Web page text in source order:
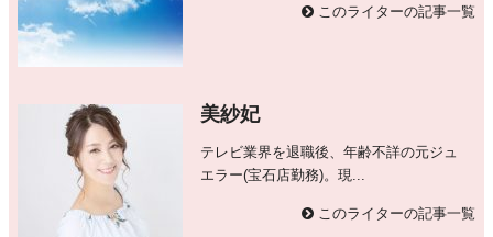
このライターの記事一覧
美紗妃
テレビ業界を退職後、年齢不詳の元ジュ
エラー(宝石店勤務)。現...
このライターの記事一覧